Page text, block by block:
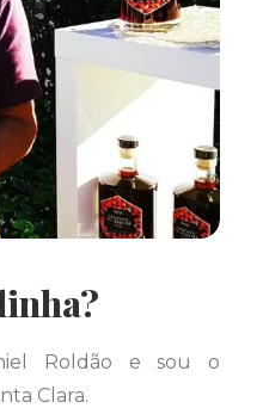
Roldão e sou o
Clara.